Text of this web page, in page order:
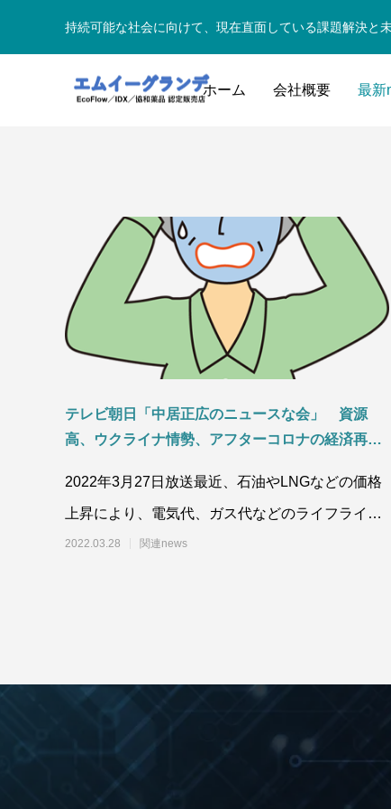
持続可能な社会に向けて、現在直面している課題解決と
ホーム 会社概要 最新
テレビ朝日「中居正広のニュースな会」 資源
高、ウクライナ情勢、アフターコロナの経済再
が原因で身近なモノの物価上昇！ 値上りが本格
化するの数ヶ月後！！
2022年3月27日放送最近、石油やLNGなどの価格
上昇により、電気代、ガス代などのライフライン
や食料品の値上りのニュースを良く見
2022.03.28 関連news